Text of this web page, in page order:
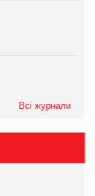
Всі журнали